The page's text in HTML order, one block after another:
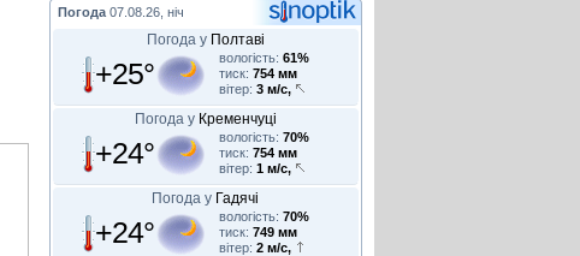
Погода 07.08.26, ніч
Погода у Полтаві
+25° вологість: 61%
тиск: 754 мм
вітер: 3 м/с,
Погода у Кременчуці
+24° вологість: 70%
тиск: 754 мм
вітер: 1 м/с,
Погода у Гадячі
+24° вологість: 70%
тиск: 749 мм
вітер: 2 м/с,